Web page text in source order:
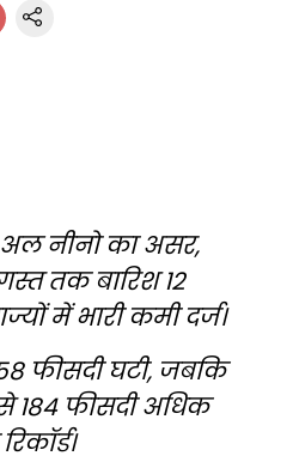
नीनो का असर,
तक बारिश 12
में भारी कमी दर्ज।
फीसदी घटी, जबकि
184 फीसदी अधिक